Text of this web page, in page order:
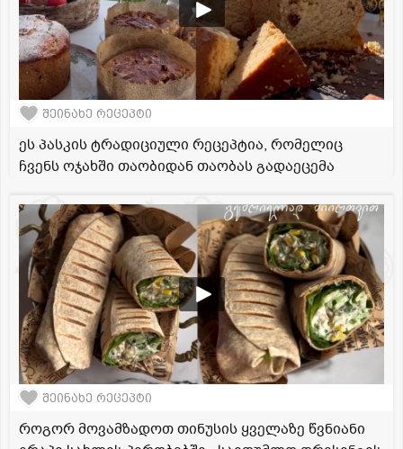
შეინახე რეცეპტი
ეს პასკის ტრადიციული რეცეპტია, რომელიც
ჩვენს ოჯახში თაობიდან თაობას გადაეცემა
შეინახე რეცეპტი
როგორ მოვამზადოთ თინუსის ყველაზე წვნიანი